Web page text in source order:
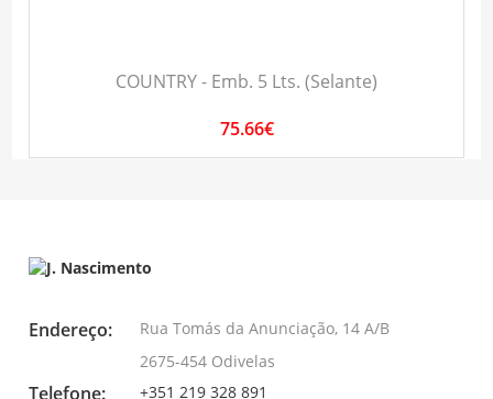
COUNTRY - Emb. 5 Lts. (Selante)
75.66€
Endereço:
Rua Tomás da Anunciação, 14 A/B
2675-454 Odivelas
Telefone: +351 219 328 891